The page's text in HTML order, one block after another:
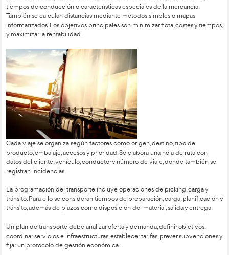
Los itinerarios pueden organizarse según el flujo de
indirecto con consolidación o disgregación), la
destinatarios y distribuidores, y el grado de centralización
El mantenimiento de los vehículos puede ser correctivo,
predictivo o TPM, con el objetivo de asegurar
cumplimiento legal al menor coste posible. Incluye
revisiones, ITV, sustitución de neumáticos, reparaciones y
Planificación del Servicio
Transporte para un
La planificación del servicio de transporte consiste en
para reducir costes, distancias, tiempos y uso de vehículos.
conjunto de itinerarios o recorridos que debe realizar un
atender las necesidades de entrega o recogida”. Existen